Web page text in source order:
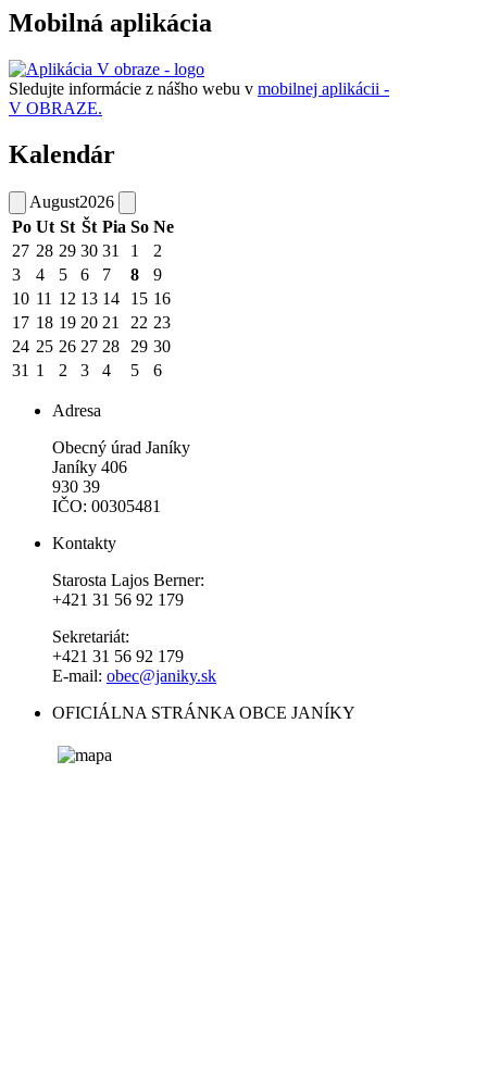
Mobilná aplikácia
Sledujte informácie z nášho webu v mobilnej aplikácii -
V OBRAZE.
Kalendár
August2026
Po Ut St Št Pia So Ne
27 28 29 30 31 1
2
3
4 5 6 7 8
9
10 11 12 13 14 15 16
17 18 19 20 21 22 23
24 25 26 27 28 29 30
31 1 2 3 4 5 6
Adresa
Obecný úrad Janíky
Janíky 406
930 39
IČO: 00305481
Kontakty
Starosta Lajos Berner:
+421 31 56 92 179
Sekretariát:
+421 31 56 92 179
E-mail: obec@janiky.sk
OFICIÁLNA STRÁNKA OBCE JANÍKY